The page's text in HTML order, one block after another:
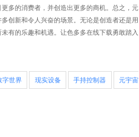
多的消费者，并创造出更多的商机。总之，元
新和令人兴奋的场景。无论是创造者还是用
有的乐趣和机遇。让色多多在线下载勇敢踏入
字世界 现实设备 手持控制器 元宇宙